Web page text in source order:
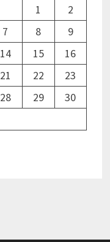
1
2
7 8
9
14 15
16
21 22
23
28 29
30